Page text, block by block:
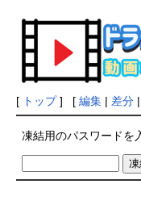
[ トップ] [ 編集| 差分|
凍結用のパスワードを